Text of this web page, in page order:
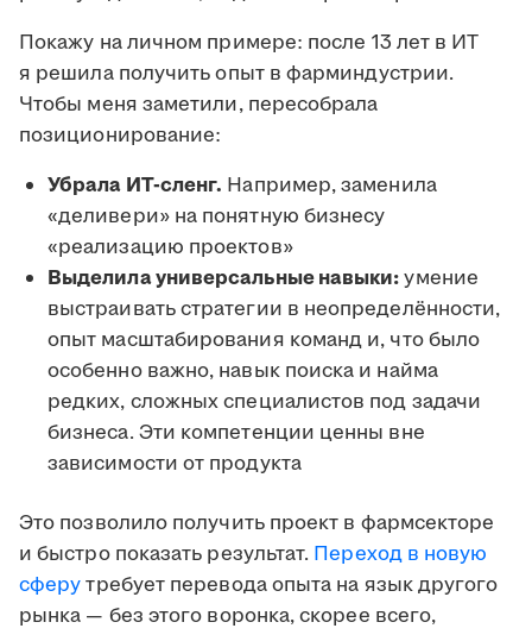
Покажу на личном примере: после 13 лет в ИТ
я решила получить опыт в фарминдустрии.
Чтобы меня заметили, пересобрала
позиционирование:
Убрала ИТ-сленг. Например, заменила
«деливери» на понятную бизнесу
«реализацию проектов»
Выделила универсальные навыки:умение
выстраивать стратегии в неопределённости,
опыт масштабирования команд и, что было
особенно важно, навык поиска и найма
редких, сложных специалистов под задачи
бизнеса. Эти компетенции ценны вне
зависимости от продукта
Это позволило получить проект в фармсекторе
и быстро показать результат. Переход в новую
сферутребует перевода опыта на язык другого
рынка — без этого воронка, скорее всего,